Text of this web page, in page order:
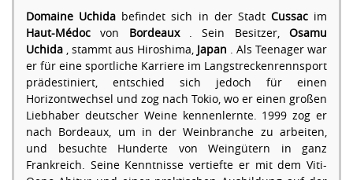
Domaine Uchida befindet sich in der Stadt Cussacim
Haut-Médoc von Bordeaux. Sein Besitzer,Osamu
Uchida , stammt aus Hiroshima, Japan . Als Teenager war
er für eine sportliche Karriere im Langstreckenrennsport
prädestiniert, entschied sich jedoch für einen
Horizontwechsel und zog nach Tokio, wo er einen großen
Liebhaber deutscher Weine kennenlernte. 1999 zog er
nach Bordeaux, um in der Weinbranche zu arbeiten,
und besuchte Hunderte von Weingütern in ganz
Frankreich. Seine Kenntnisse vertiefte er mit dem Viti-